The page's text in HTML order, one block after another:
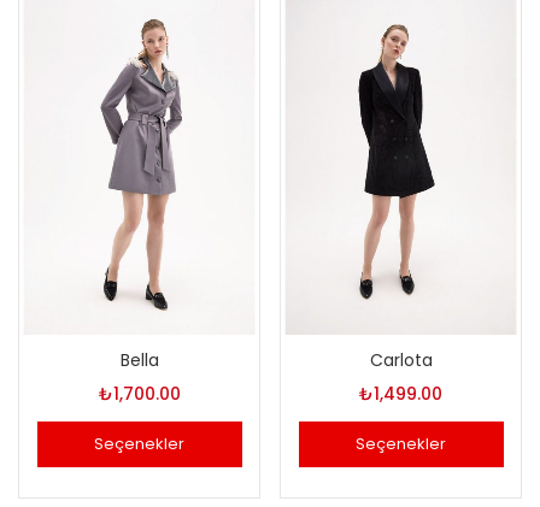
fazla
varyasyonu
var.
Seçenekler
ürün
sayfasından
seçilebilir
Bella
₺1,700.00
Seçenekler
Carlota
₺1,499.00
Seçenekler